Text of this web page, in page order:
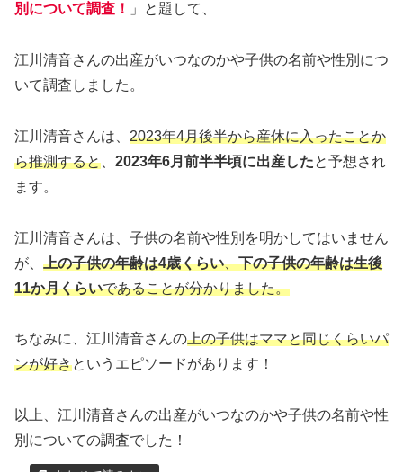
別について調査！
」と題して、
江川清音さんの出産がいつなのかや子供の名前や性別につ
いて調査しました。
江川清音さんは、 2023年4月後半から産休に入ったことか
ら推測すると
2023年6月前半半頃に出産したと予想され
ます。
江川清音さんは、子供の名前や性別を明かしてはいません
が、 上の子供の年齢は4歳くらい、下の子供の年齢は生後
11か月くらいであることが分かりました。
ちなみに、江川清音さんの上の子供はママと同じくらいパ
ンが好きというエピソードがあります！
以上、江川清音さんの出産がいつなのかや子供の名前や性
別についての調査でした！